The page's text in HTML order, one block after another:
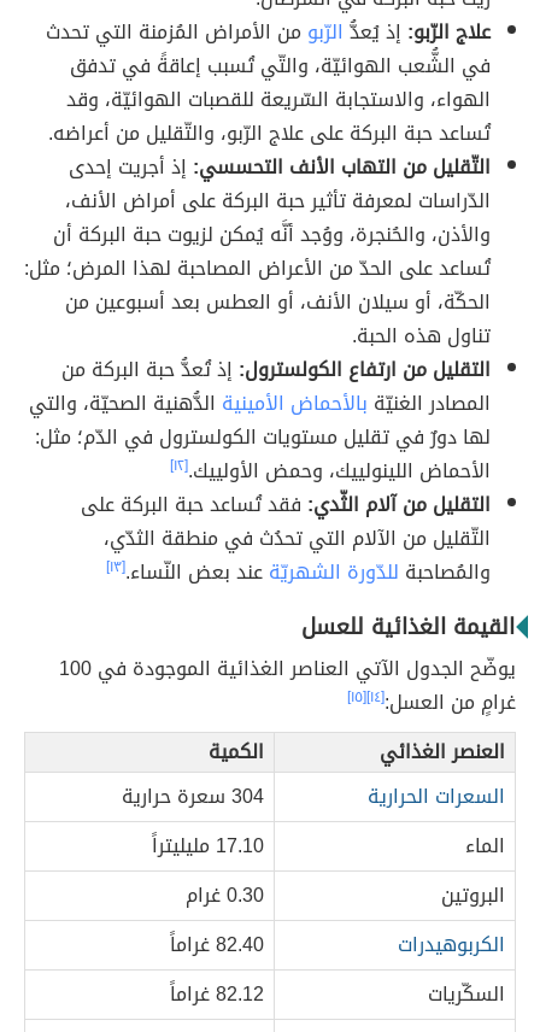
علاج الرّبو: إذ يُعدُّ الرّبو من الأمراض المُزمنة التي تحدث
في الشُّعب الهوائيّة، والتّي تُسبب إعاقةً في تدفق
الهواء، والاستجابة السّريعة للقصبات الهوائيّة، وقد
تُساعد حبة البركة على علاج الرّبو، والتّقليل من أعراضه.
التّقليل من التهاب الأنف التحسسي: إذ أجريت إحدى
الدّراسات لمعرفة تأثير حبة البركة على أمراض الأنف،
والأذن، والحُنجرة، ووُجد أنَّه يُمكن لزيوت حبة البركة أن
تُساعد على الحدّ من الأعراض المصاحبة لهذا المرض؛ مثل:
الحكّة، أو سيلان الأنف، أو العطس بعد أسبوعين من
تناول هذه الحبة.
التقليل من ارتفاع الكولسترول: إذ تُعدُّ حبة البركة من
المصادر الغنيّة بالأحماض الأمينية الدُّهنية الصحيّة، والتي
لها دورٌ في تقليل مستويات الكولسترول في الدّم؛ مثل:
الأحماض اللينولييك، وحمض الأولييك.[١٢]
التقليل من آلام الثّدي: فقد تُساعد حبة البركة على
التّقليل من الآلام التي تحدُث في منطقة الثدّي،
والمُصاحبة للدّورة الشهريّةعند بعض النّساء.[١٣]
القيمة الغذائية للعسل
يوضّح الجدول الآتي العناصر الغذائية الموجودة في 100
غرامٍ من العسل:[١٤] [١٥]
العنصر الغذائي
الكمية
السعرات الحرارية
304 سعرة حرارية
الماء
17.10 مليليتراً
البروتين
0.30 غرام
الكربوهيدرات
82.40 غراماً
السكّريات
82.12 غراماً